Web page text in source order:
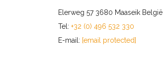
Elerweg 57 3680 Maaseik België
Tel: +32 (0) 496 532 330
E-mail: [email protected]